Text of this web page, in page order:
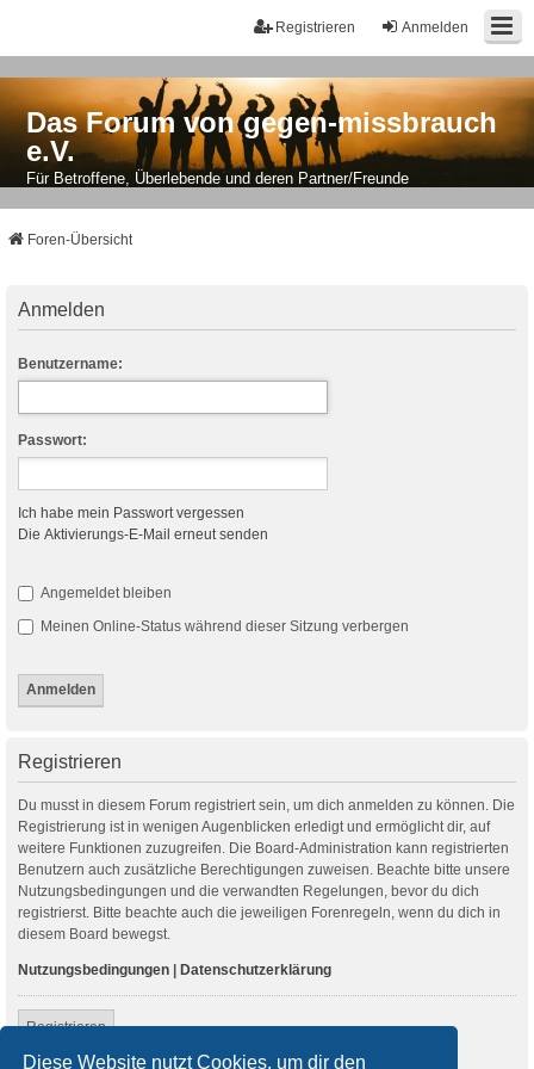
Diese Website nutzt Cookies, um dir den
Anmelden
Registrieren
Das Forum von gegen-missbrauch
e.V.
Für Betroffene, Überlebende und deren Partner/Freunde
Foren-Übersicht
Anmelden
Benutzername:
Passwort:
Ich habe mein Passwort vergessen
Die Aktivierungs-E-Mail erneut senden
Angemeldet bleiben
Meinen Online-Status während dieser Sitzung verbergen
Registrieren
Du musst in diesem Forum registriert sein, um dich anmelden zu können. Die
Registrierung ist in wenigen Augenblicken erledigt und ermöglicht dir, auf
weitere Funktionen zuzugreifen. Die Board-Administration kann registrierten
Benutzern auch zusätzliche Berechtigungen zuweisen. Beachte bitte unsere
Nutzungsbedingungen und die verwandten Regelungen, bevor du dich
registrierst. Bitte beachte auch die jeweiligen Forenregeln, wenn du dich in
diesem Board bewegst.
Nutzungsbedingungen | Datenschutzerklärung
Registrieren